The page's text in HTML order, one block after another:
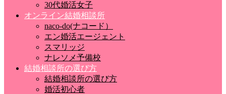
30代婚活女子
オンライン結婚相談所
naco-do(ナコード）
エン婚活エージェント
スマリッジ
ナレソメ予備校
結婚相談所の選び方
結婚相談所の選び方
婚活初心者